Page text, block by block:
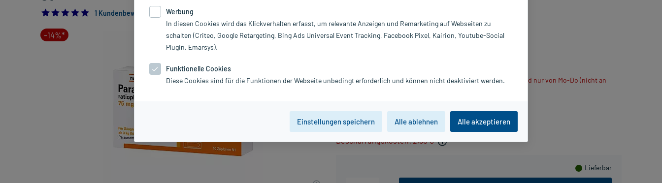
5.0
1 Kundenbewertung*
-14%*
3,33 €
Beschaffungskosten: 2,50 €
Lieferbar
Inhalt:
10 St
PZN:
09263913
Achtung Kühlware! Artikel wird gekühlt verschickt, daher Versand nur von Mo-Do (nicht an
Werbung
In diesen Cookies wird das Klickverhalten erfasst, um relevante Anzeigen und Remarketing auf Webseiten zu
schalten (Criteo, Google Retargeting, Bing Ads Universal Event Tracking, Facebook Pixel, Kairion, Youtube-Social
Plugin, Emarsys).
Funktionelle Cookies
Diese Cookies sind für die Funktionen der Webseite unbedingt erforderlich und können nicht deaktiviert werden.
Einstellungen speichern Alle ablehnen Alle akzeptieren